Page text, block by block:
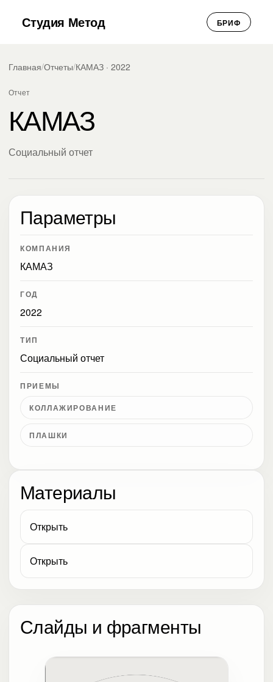
Студия Метод БРИФ
Главная/Отчеты/КАМАЗ · 2022
Отчет
КАМАЗ
Социальный отчет
Параметры
КОМПАНИЯ
КАМАЗ
ГОД
2022
ТИП
Социальный отчет
ПРИЕМЫ
КОЛЛАЖИРОВАНИЕ
ПЛАШКИ
Материалы
Открыть
Открыть
Слайды и фрагменты